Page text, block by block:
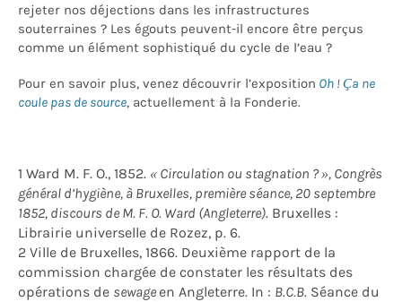
rejeter nos déjections dans les infrastructures
souterraines ? Les égouts peuvent-il encore être perçus
comme un élément sophistiqué du cycle de l’eau ?
Pour en savoir plus, venez découvrir l’exposition Oh ! Ça ne
coule pas de source, actuellement à la Fonderie.
1 Ward M. F. O., 1852. « Circulation ou stagnation ? », Congrès
général d’hygiène, à Bruxelles, première séance, 20 septembre
1852, discours de M. F. O. Ward (Angleterre). Bruxelles :
Librairie universelle de Rozez, p. 6.
2 Ville de Bruxelles, 1866. Deuxième rapport de la
commission chargée de constater les résultats des
opérations de sewageen Angleterre. In : B.C.B. Séance du